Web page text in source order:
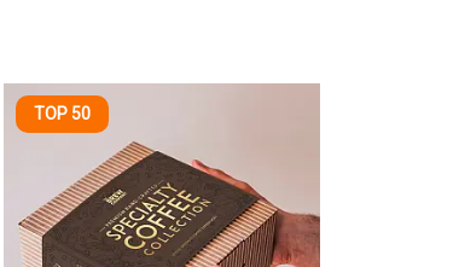
TOP 50